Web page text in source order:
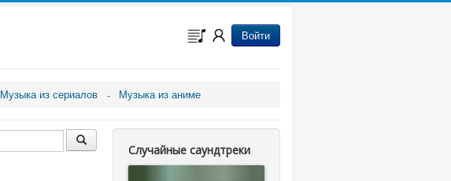
Войти
Музыка из сериалов Музыка из аниме
Случайные саундтреки